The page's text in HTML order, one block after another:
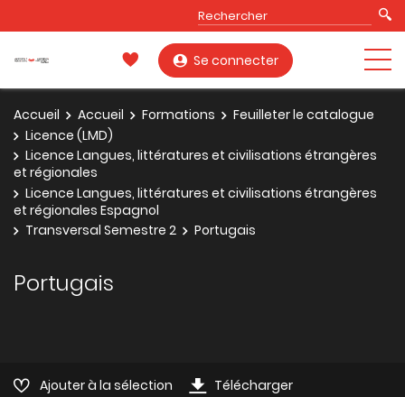
Se connecter
Accueil Accueil Formations
Feuilleter le catalogue
Licence (LMD)
Licence Langues, littératures et civilisations étrangères
et régionales
Licence Langues, littératures et civilisations étrangères
et régionales Espagnol
Transversal Semestre 2
Portugais
Portugais
Ajouter à la sélection Télécharger